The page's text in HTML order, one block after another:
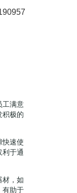
工满意
积极的
快速使
利于通
材，如
有助于